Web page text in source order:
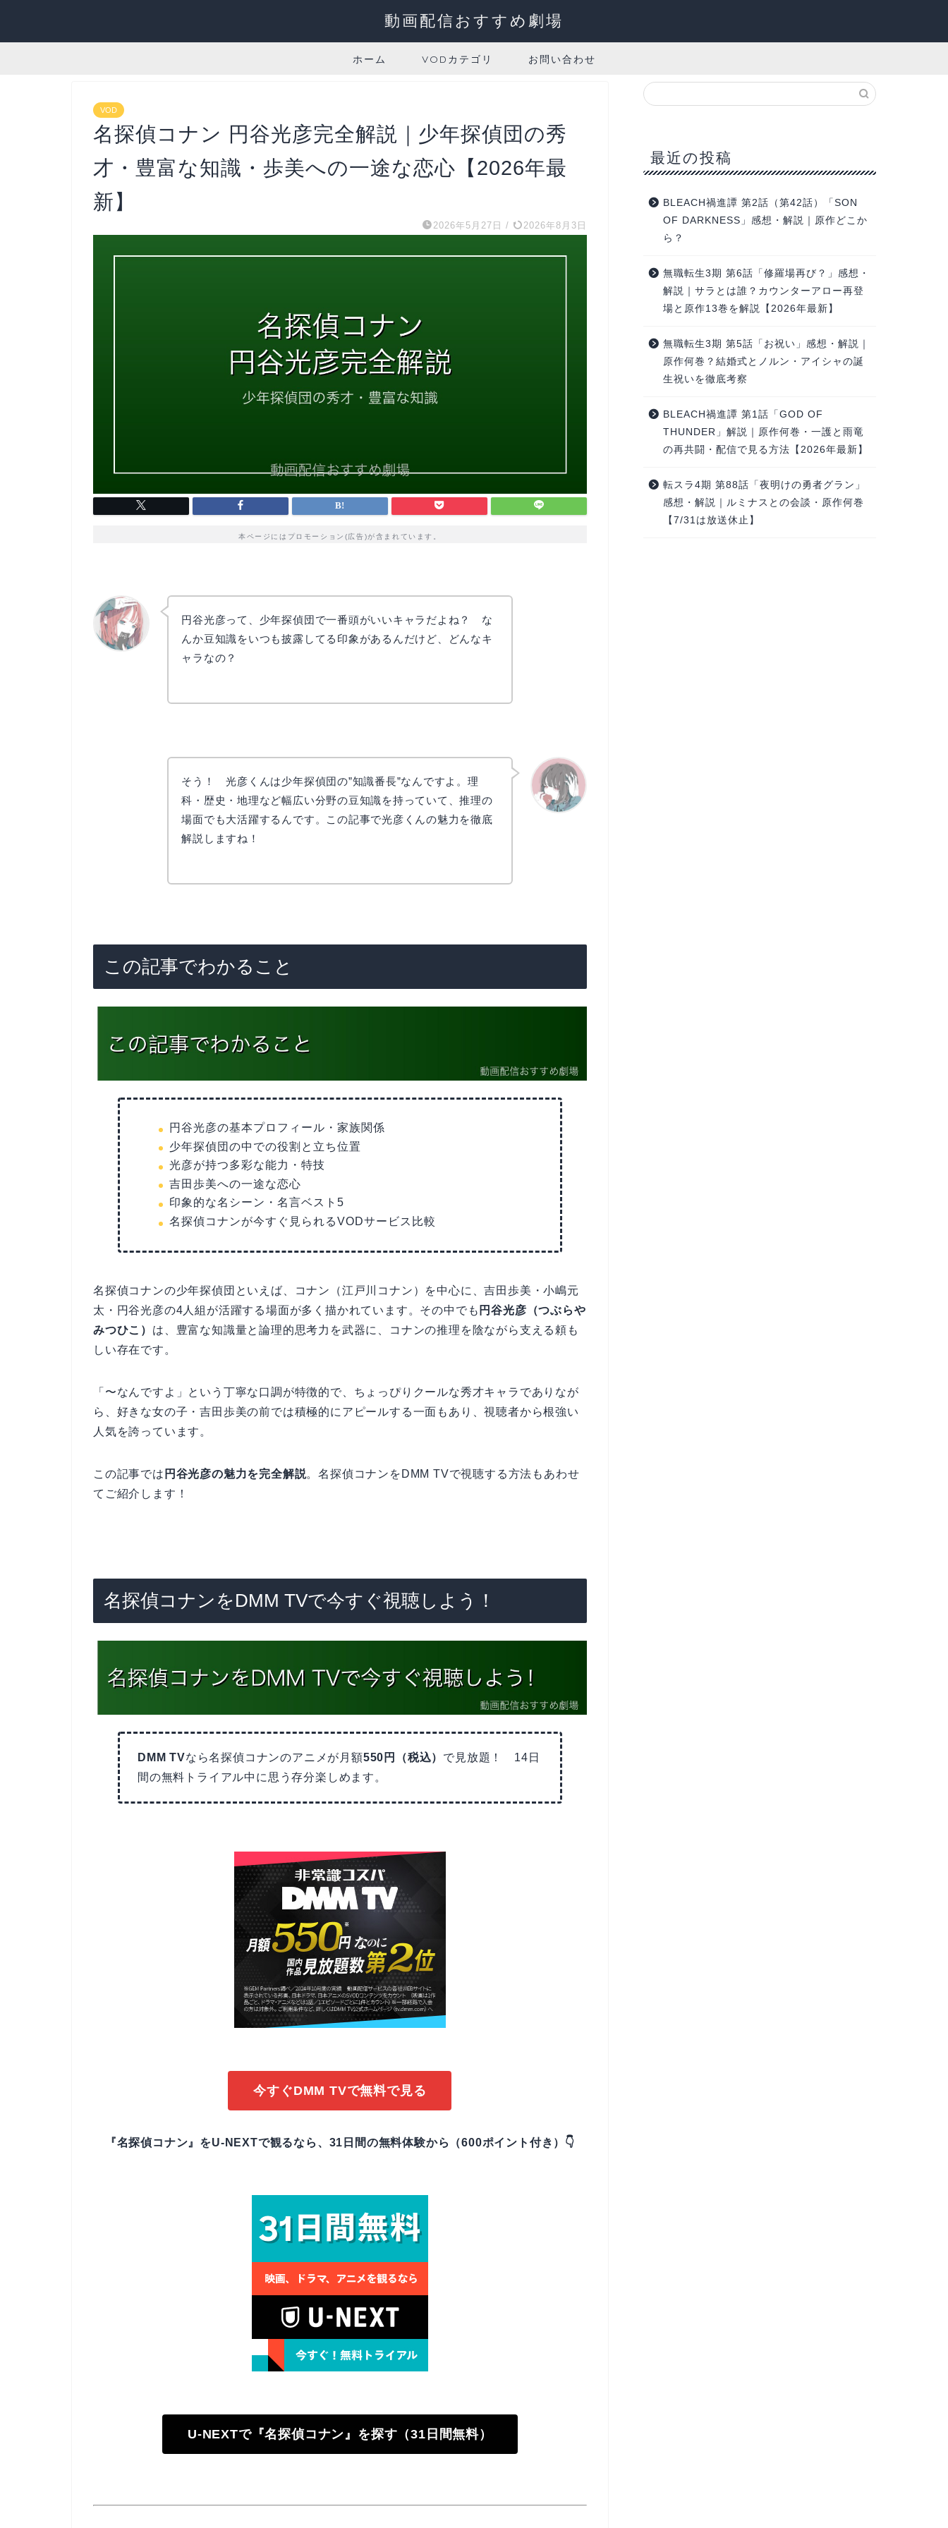
動画配信おすすめ劇場
ホーム VODカテゴリ お問い合わせ
VOD
名探偵コナン 円谷光彦完全解説｜少年探偵団の秀
才・豊富な知識・歩美への一途な恋心【2026年最
新】
2026年5月27日 / 2026年8月3日
本ページにはプロモーション(広告)が含まれています。
円谷光彦って、少年探偵団で一番頭がいいキャラだよね？ な
んか豆知識をいつも披露してる印象があるんだけど、どんなキ
ャラなの？
そう！ 光彦くんは少年探偵団の”知識番長”なんですよ。理
科・歴史・地理など幅広い分野の豆知識を持っていて、推理の
場面でも大活躍するんです。この記事で光彦くんの魅力を徹底
解説しますね！
この記事でわかること
円谷光彦の基本プロフィール・家族関係
少年探偵団の中での役割と立ち位置
光彦が持つ多彩な能力・特技
吉田歩美への一途な恋心
印象的な名シーン・名言ベスト5
名探偵コナンが今すぐ見られるVODサービス比較
名探偵コナンの少年探偵団といえば、コナン（江戸川コナン）を中心に、吉田歩美・小嶋元
太・円谷光彦の4人組が活躍する場面が多く描かれています。その中でも 円谷光彦（つぶらや
みつひこ） は、豊富な知識量と論理的思考力を武器に、コナンの推理を陰ながら支える頼も
しい存在です。
「〜なんですよ」という丁寧な口調が特徴的で、ちょっぴりクールな秀才キャラでありなが
ら、好きな女の子・吉田歩美の前では積極的にアピールする一面もあり、視聴者から根強い
人気を誇っています。
この記事では 円谷光彦の魅力を完全解説。名探偵コナンをDMM TVで視聴する方法もあわせ
てご紹介します！
名探偵コナンをDMM TVで今すぐ視聴しよう！
DMM TVなら名探偵コナンのアニメが月額550円（税込） で見放題！ 14日
間の無料トライアル中に思う存分楽しめます。
今すぐDMM TVで無料で見る
『名探偵コナン』をU-NEXTで観るなら、31日間の無料体験から（600ポイント付き）👇
U-NEXTで『名探偵コナン』を探す（31日間無料）
最近の投稿
BLEACH禍進譚 第2話（第42話）「SON
OF DARKNESS」感想・解説｜原作どこか
ら？
無職転生3期 第6話「修羅場再び？」感想・
解説｜サラとは誰？カウンターアロー再登
場と原作13巻を解説【2026年最新】
無職転生3期 第5話「お祝い」感想・解説｜
原作何巻？結婚式とノルン・アイシャの誕
生祝いを徹底考察
BLEACH禍進譚 第1話「GOD OF
THUNDER」解説｜原作何巻・一護と雨竜
の再共闘・配信で見る方法【2026年最新】
転スラ4期 第88話「夜明けの勇者グラン」
感想・解説｜ルミナスとの会談・原作何巻
【7/31は放送休止】